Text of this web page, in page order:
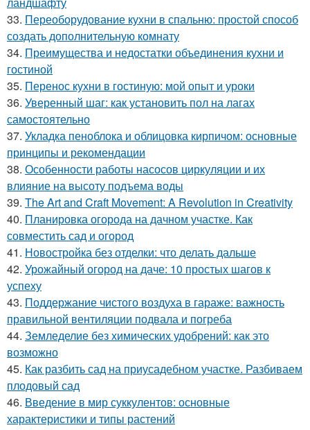
33. Переоборудование кухни в спальню: простой способ
создать дополнительную комнату
34. Преимущества и недостатки объединения кухни и
гостиной
35. Перенос кухни в гостиную: мой опыт и уроки
36. Уверенный шаг: как установить пол на лагах
самостоятельно
37. Укладка пеноблока и облицовка кирпичом: основные
принципы и рекомендации
38. Особенности работы насосов циркуляции и их
влияние на высоту подъема воды
39. The Art and Craft Movement: A Revolution in Creativity
40. Планировка огорода на дачном участке. Как
совместить сад и огород
41. Новостройка без отделки: что делать дальше
42. Урожайный огород на даче: 10 простых шагов к
успеху
43. Поддержание чистого воздуха в гараже: важность
правильной вентиляции подвала и погреба
44. Земледелие без химических удобрений: как это
возможно
45. Как разбить сад на приусадебном участке. Разбиваем
плодовый сад
46. Введение в мир суккулентов: основные
характеристики и типы растений